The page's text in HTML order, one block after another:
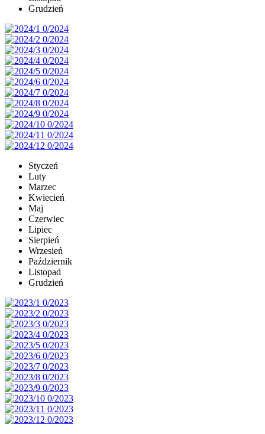
Grudzień
Styczeń
Luty
Marzec
Kwiecień
Maj
Czerwiec
Lipiec
Sierpień
Wrzesień
Październik
Listopad
Grudzień